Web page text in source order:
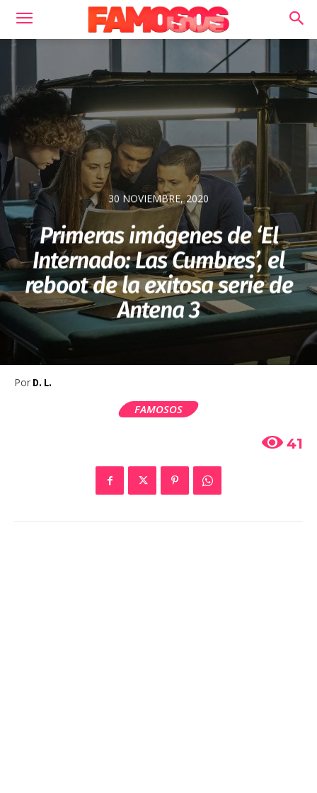
30 NOVIEMBRE, 2020
Primeras imágenes de ‘El
Internado: Las Cumbres’, el
reboot de la exitosa serie de
Antena 3
Por D. L.
FAMOSOS
41